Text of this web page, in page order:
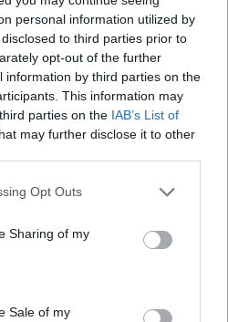
personal information utilized by
to third parties prior to
opt-out of the further
information by third parties on the
This information may
parties on the IAB’s List of
may further disclose it to other
Opt Outs